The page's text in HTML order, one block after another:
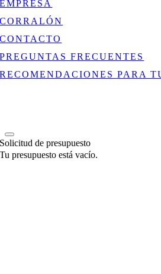
EMPRESA
CORRALÓN
CONTACTO
PREGUNTAS FRECUENTES
RECOMENDACIONES PARA
Solicitud de presupuesto
Tu presupuesto está vacío.